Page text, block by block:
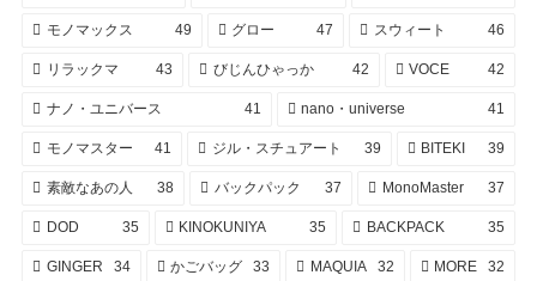
モノマックス 49 グロー 47 スウィート 46
リラックマ 43 びじんひゃっか 42 VOCE 42
ナノ・ユニバース 41 nano・universe 41
モノマスター 41 ジル・スチュアート 39 BITEKI 39
素敵なあの人 38 バックパック 37 MonoMaster 37
DOD 35 KINOKUNIYA 35 BACKPACK 35
GINGER 34 かごバッグ 33 MAQUIA 32 MORE 32